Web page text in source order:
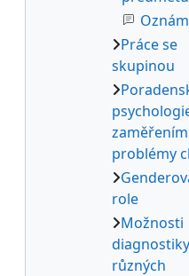
Práce se
skupinou
problémy
role
Možnosti
diagnostiky
různých